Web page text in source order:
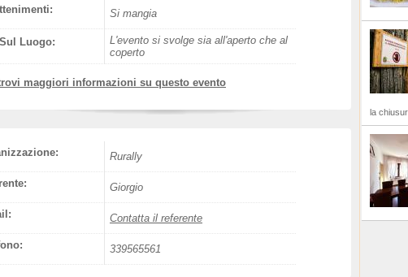
Si mangia
Luogo:
L'evento si svolge sia all'aperto che al
coperto
maggiori informazioni su questo evento
Rurally
Giorgio
Contatta il referente
339565561
la